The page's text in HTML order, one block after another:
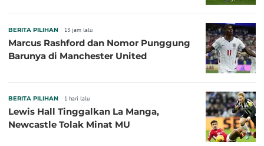
BERITA PILIHAN 13 jam lalu
Marcus Rashford dan Nomor Punggung
Barunya di Manchester United
BERITA PILIHAN 1 hari lalu
Lewis Hall Tinggalkan La Manga,
Newcastle Tolak Minat MU